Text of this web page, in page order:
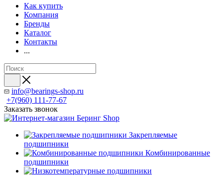
Как купить
Компания
Бренды
Каталог
Контакты
...
info@bearings-shop.ru
+7(960) 111-77-67
Заказать звонок
Закрепляемые
подшипники
Комбинированные
подшипники